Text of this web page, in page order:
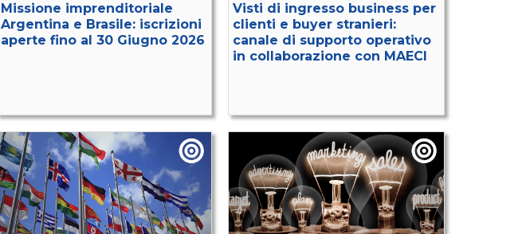
Missione imprenditoriale
Argentina e Brasile: iscrizioni
aperte fino al 30 Giugno 2026
Visti di ingresso business per
clienti e buyer stranieri:
canale di supporto operativo
in collaborazione con MAECI